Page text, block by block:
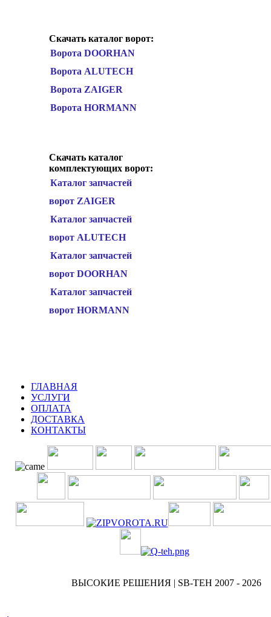
Скачать каталог ворот:
Ворота DOORHAN
Ворота ALUTECH
Ворота ZAIGER
Ворота HORMANN
Скачать каталог
комплектующих ворот:
Каталог запчастей
ворот ZAIGER
Каталог запчастей
ворот ALUTECH
Каталог запчастей
ворот DOORHAN
Каталог запчастей
ворот HORMANN
ГЛАВНАЯ
УСЛУГИ
ОПЛАТА
ДОСТАВКА
КОНТАКТЫ
ВЫСОКИЕ РЕШЕНИЯ | SB-TEH 2007 - 2026
.